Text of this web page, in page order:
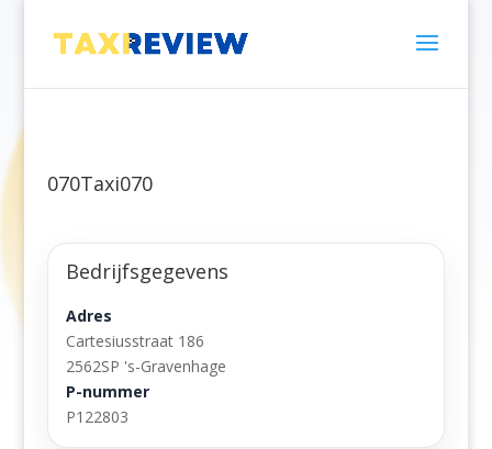
070Taxi070
Bedrijfsgegevens
Adres
Cartesiusstraat 186
2562SP 's-Gravenhage
P-nummer
P122803